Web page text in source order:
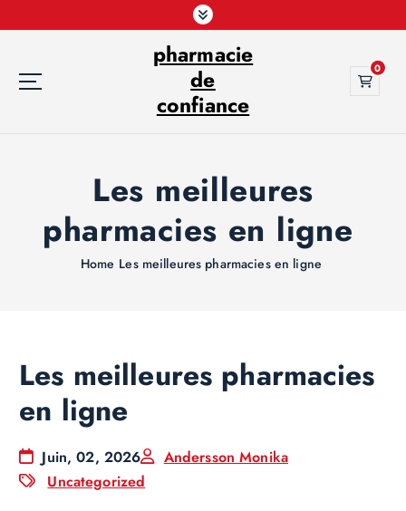
k
pharmacie
de
confiance
0
Les meilleures
pharmacies en ligne
Home Les meilleures pharmacies en ligne
Les meilleures pharmacies
en ligne
Juin, 02, 2026
Andersson Monika
Uncategorized